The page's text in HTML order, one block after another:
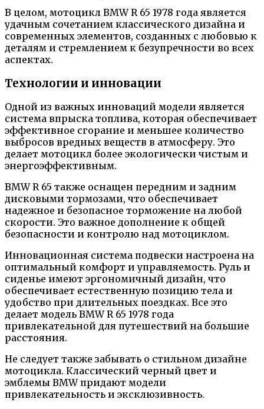
В целом, мотоцикл BMW R 65 1978 года является
удачным сочетанием классического дизайна и
современных элементов, созданных с любовью к
деталям и стремлением к безупречности во всех
аспектах.
Технологии и инновации
Одной из важных инноваций модели является
система впрыска топлива, которая обеспечивает
эффективное сгорание и меньшее количество
выбросов вредных веществ в атмосферу. Это
делает мотоцикл более экологически чистым и
энергоэффективным.
BMW R 65 также оснащен передним и задним
дисковыми тормозами, что обеспечивает
надежное и безопасное торможение на любой
скорости. Это важное дополнение к общей
безопасности и контролю над мотоциклом.
Инновационная система подвески настроена на
оптимальный комфорт и управляемость. Руль и
сиденье имеют эргономичный дизайн, что
обеспечивает естественную позицию тела и
удобство при длительных поездках. Все это
делает модель BMW R 65 1978 года
привлекательной для путешествий на большие
расстояния.
Не следует также забывать о стильном дизайне
мотоцикла. Классический черный цвет и
эмблемы BMW придают модели
привлекательность и эксклюзивность.